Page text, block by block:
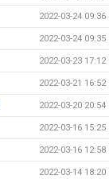
2022-03-24 09:36
2022-03-24 09:35
2022-03-23 17:12
2022-03-21 16:52
2022-03-20 20:54
2022-03-16 15:25
2022-03-16 12:58
2022-03-14 18:20